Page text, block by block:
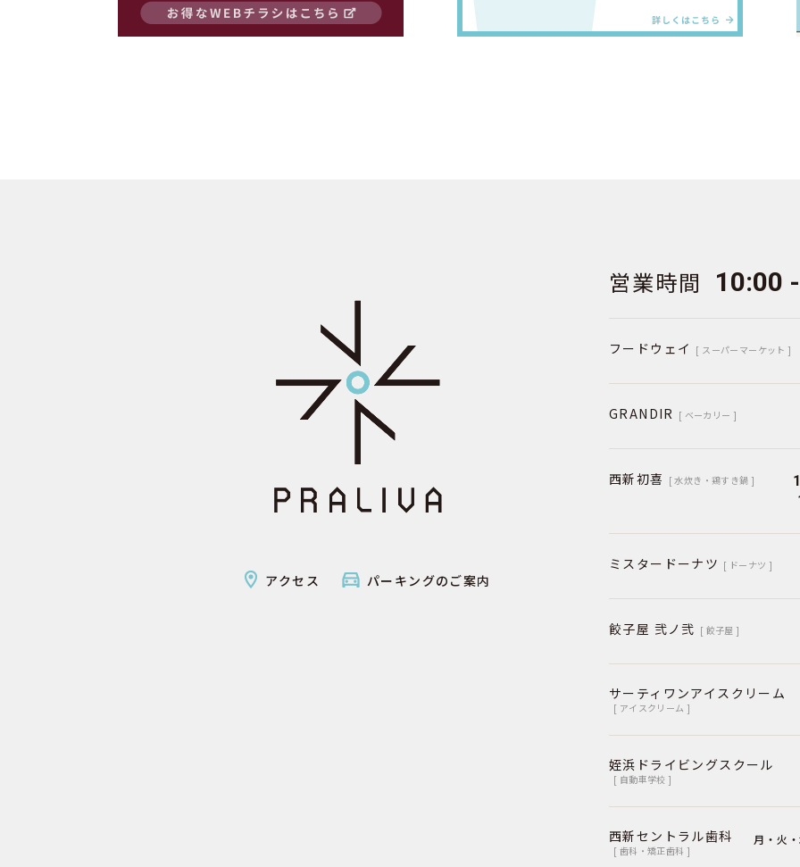
アクセス パーキングのご案内
営業時間 10:00
フードウェイ [ スーパーマーケット ]
GRANDIR [ ベーカリー ]
西新初喜 [ 水炊き・鶏すき鍋 ]
ミスタードーナツ [ ドーナツ ]
餃子屋 弐ノ弐 [ 餃子屋 ]
サーティワンアイスクリーム
[ アイスクリーム ]
姪浜ドライビングスクール
[ 自動車学校 ]
西新セントラル歯科
[ 歯科・矯正歯科 ]
月・火